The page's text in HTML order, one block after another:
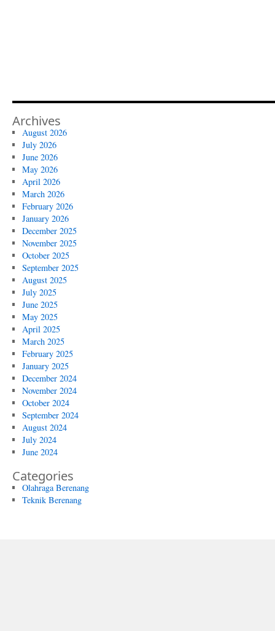
Archives
August 2026
July 2026
June 2026
May 2026
April 2026
March 2026
February 2026
January 2026
December 2025
November 2025
October 2025
September 2025
August 2025
July 2025
June 2025
May 2025
April 2025
March 2025
February 2025
January 2025
December 2024
November 2024
October 2024
September 2024
August 2024
July 2024
June 2024
Categories
Olahraga Berenang
Teknik Berenang